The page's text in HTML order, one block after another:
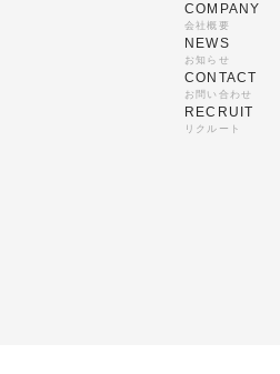
COMPANY
会社概要
NEWS
お知らせ
CONTACT
お問い合わせ
RECRUIT
リクルート